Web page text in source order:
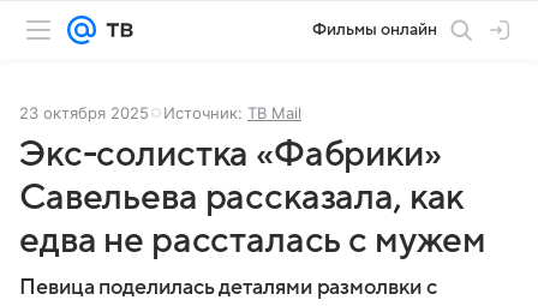
Фильмы онлайн
23 октября 2025 Источник: ТВ Mail
Экс-солистка «Фабрики»
Савельева рассказала, как
едва не рассталась с мужем
Певица поделилась деталями размолвки с